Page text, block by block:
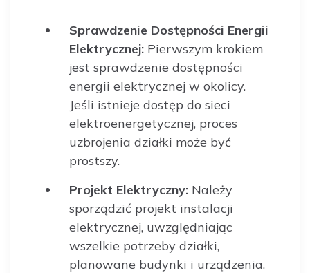
Sprawdzenie Dostępności Energii
Elektrycznej: Pierwszym krokiem
jest sprawdzenie dostępności
energii elektrycznej w okolicy.
Jeśli istnieje dostęp do sieci
elektroenergetycznej, proces
uzbrojenia działki może być
prostszy.
Projekt Elektryczny: Należy
sporządzić projekt instalacji
elektrycznej, uwzględniając
wszelkie potrzeby działki,
planowane budynki i urządzenia.